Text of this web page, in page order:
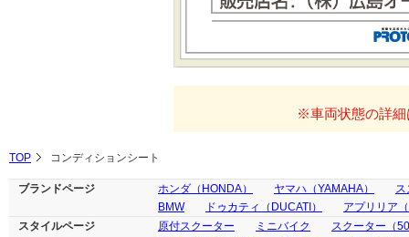
※車両状態の詳細
TOP コンディションシート
ブランドページ ホンダ（HONDA） ヤマハ（YAMAHA）
ス
BMW
ドゥカティ（DUCATI）
アプリリア
スタイルページ
原付スクーター ミニバイク
スクーター（